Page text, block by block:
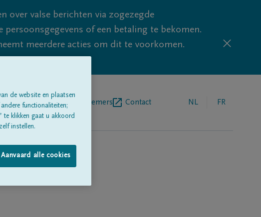
over valse berichten via zogezegde
of een betaling te bekomen.
meerdere acties om dit te voorkomen.
Over onsBegrafenisondernemers Contact NL FR
de website en plaatsen
functionaliteiten;
te klikken gaat u akkoord
instellen.
Aanvaard alle cookies